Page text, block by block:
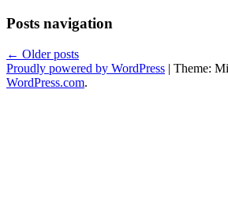
Posts navigation
← Older posts
Proudly powered by WordPress | Theme:
WordPress.com.